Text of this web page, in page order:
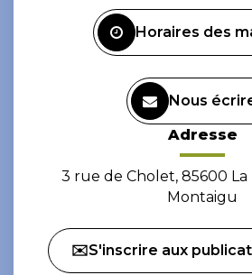
Horaires des
Nous
Adresse
3 rue de Cholet, 85600 La
Montaigu
✉️S'inscrire aux